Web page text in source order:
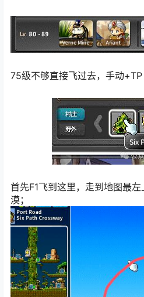
75级不够直接飞过去，手动+TP
首先F1飞到这里，走到地图最
漠；